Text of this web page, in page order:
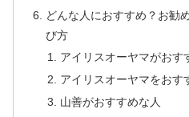
どんな人におすすめ？お勧
び方
アイリスオーヤマがおす
アイリスオーヤマをおす
山善がおすすめな人